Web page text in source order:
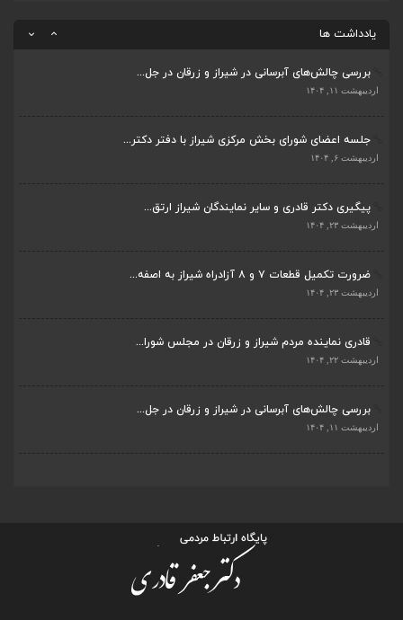
یادداشت ها
اردیبهشت ۱۱, ۱۴۰۴
جلسه اعضای شورای بخش مرکزی شیراز با دفتر دکتر...
اردیبهشت ۶, ۱۴۰۴
پیگیری دکتر قادری و سایر نمایندگان شیراز ارتق...
اردیبهشت ۲۳, ۱۴۰۴
ضرورت تکمیل قطعات ۷ و ۸ آزادراه شیراز به اصفه...
اردیبهشت ۲۳, ۱۴۰۴
قادری نماینده مردم شیراز و زرقان در مجلس شورا...
اردیبهشت ۲۲, ۱۴۰۴
بررسی چالش‌های آبرسانی در شیراز و زرقان در جل...
اردیبهشت ۱۱, ۱۴۰۴